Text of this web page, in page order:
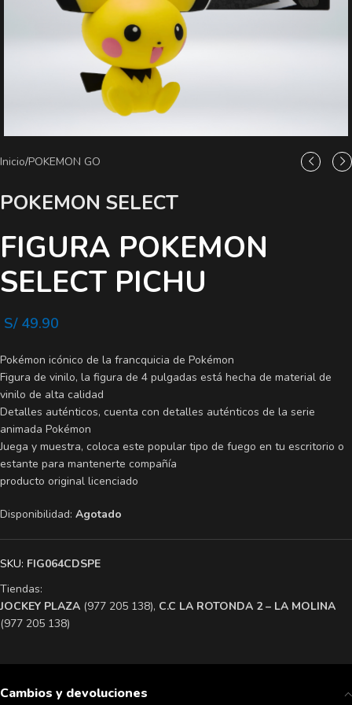
Inicio/POKEMON GO
POKEMON SELECT
FIGURA POKEMON
SELECT PICHU
S/49.90
Pokémon icónico de la francquicia de Pokémon
Figura de vinilo, la figura de 4 pulgadas está hecha de material de
vinilo de alta calidad
Detalles auténticos, cuenta con detalles auténticos de la serie
animada Pokémon
Juega y muestra, coloca este popular tipo de fuego en tu escritorio o
estante para mantenerte compañía
producto original licenciado
Disponibilidad: Agotado
SKU: FIG064CDSPE
Tiendas:
​JOCKEY PLAZA (977 205 138), ​C.C LA ROTONDA 2 – LA MOLINA
(977 205 138)
Cambios y devoluciones